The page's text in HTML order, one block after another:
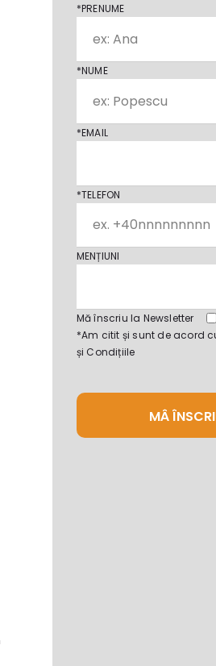
*PRENUME
*NUME
*EMAIL
*TELEFON
MENȚIUNI
Mă înscriu la Newsletter
*Am citit și sunt de acord
și Condițiile
MÂ